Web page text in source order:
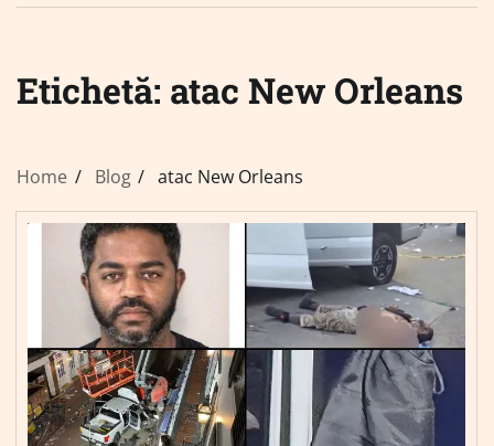
Etichetă: atac New Orleans
Home Blog atac New Orleans